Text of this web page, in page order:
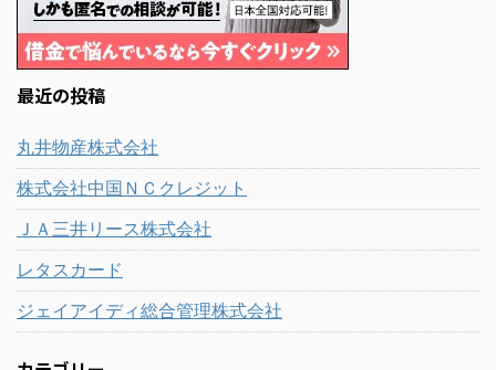
最近の投稿
丸井物産株式会社
株式会社中国ＮＣクレジット
ＪＡ三井リース株式会社
レタスカード
ジェイアイディ総合管理株式会社